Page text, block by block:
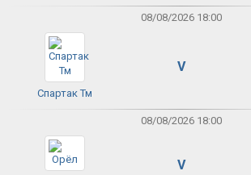
08/08/2026 18:00
Спартак Тм
V
08/08/2026 18:00
V